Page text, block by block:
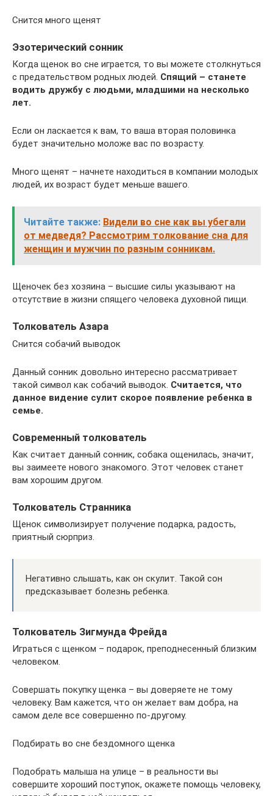
Снится много щенят
Эзотерический сонник
Когда щенок во сне играется, то вы можете столкнуться
с предательством родных людей. Спящий – станете
водить дружбу с людьми, младшими на несколько
лет.
Если он ласкается к вам, то ваша вторая половинка
будет значительно моложе вас по возрасту.
Много щенят – начнете находиться в компании молодых
людей, их возраст будет меньше вашего.
Читайте также: Видели во сне как вы убегали
от медведя? Рассмотрим толкование сна для
женщин и мужчин по разным сонникам.
Щеночек без хозяина – высшие силы указывают на
отсутствие в жизни спящего человека духовной пищи.
Толкователь Азара
Снится собачий выводок
Данный сонник довольно интересно рассматривает
такой символ как собачий выводок. Считается, что
данное видение сулит скорое появление ребенка в
семье.
Современный толкователь
Как считает данный сонник, собака ощенилась, значит,
вы заимеете нового знакомого. Этот человек станет
вам хорошим другом.
Толкователь Странника
Щенок символизирует получение подарка, радость,
приятный сюрприз.
Негативно слышать, как он скулит. Такой сон
предсказывает болезнь ребенка.
Толкователь Зигмунда Фрейда
Играться с щенком – подарок, преподнесенный близким
человеком.
Совершать покупку щенка – вы доверяете не тому
человеку. Вам кажется, что он желает вам добра, на
самом деле все совершенно по-другому.
Подбирать во сне бездомного щенка
Подобрать малыша на улице – в реальности вы
совершите хороший поступок, окажете помощь человеку,